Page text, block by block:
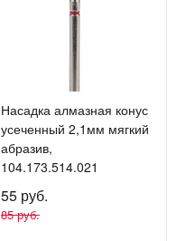
Насадка алмазная конус
усеченный 2,1мм мягкий
абразив,
104.173.514.021
55 руб.
85 руб.